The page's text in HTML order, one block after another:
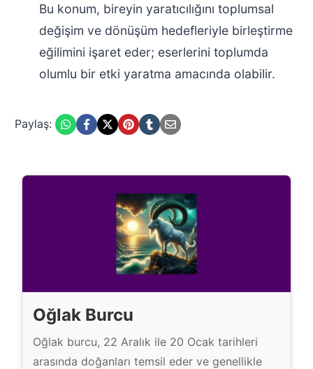
Bu konum, bireyin yaratıcılığını toplumsal
değişim ve dönüşüm hedefleriyle birleştirme
eğilimini işaret eder; eserlerini toplumda
olumlu bir etki yaratma amacında olabilir.
Paylaş:
Oğlak Burcu
Oğlak burcu, 22 Aralık ile 20 Ocak tarihleri
arasında doğanları temsil eder ve genellikle